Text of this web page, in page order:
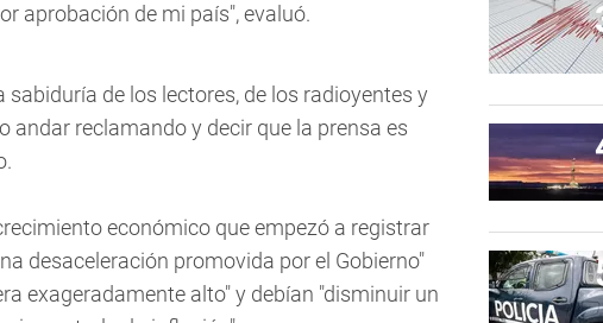
aprobación de mi país", evaluó.
sabiduría de los lectores, de los radioyentes y
andar reclamando y decir que la prensa es
económico que empezó a registrar
desaceleración promovida por el Gobierno"
exageradamente alto" y debían "disminuir un